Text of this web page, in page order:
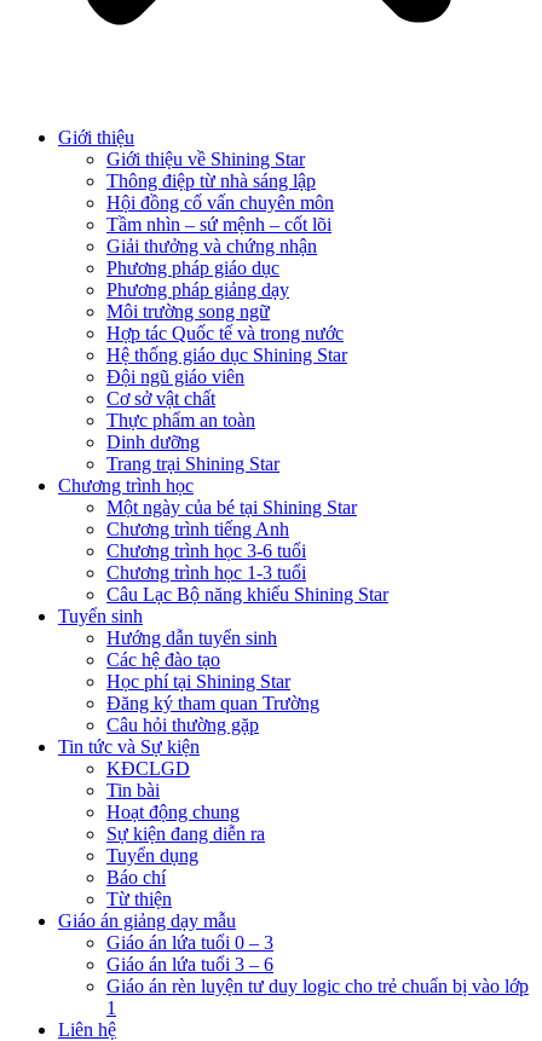
Giới thiệu
Giới thiệu về Shining Star
Thông điệp từ nhà sáng lập
Hội đồng cố vấn chuyên môn
Tầm nhìn – sứ mệnh – cốt lõi
Giải thưởng và chứng nhận
Phương pháp giáo dục
Phương pháp giảng dạy
Môi trường song ngữ
Hợp tác Quốc tế và trong nước
Hệ thống giáo dục Shining Star
Đội ngũ giáo viên
Cơ sở vật chất
Thực phẩm an toàn
Dinh dưỡng
Trang trại Shining Star
Chương trình học
Một ngày của bé tại Shining Star
Chương trình tiếng Anh
Chương trình học 3-6 tuổi
Chương trình học 1-3 tuổi
Câu Lạc Bộ năng khiếu Shining Star
Tuyển sinh
Hướng dẫn tuyển sinh
Các hệ đào tạo
Học phí tại Shining Star
Đăng ký tham quan Trường
Câu hỏi thường gặp
Tin tức và Sự kiện
KĐCLGD
Tin bài
Hoạt động chung
Sự kiện đang diễn ra
Tuyển dụng
Báo chí
Từ thiện
Giáo án giảng dạy mẫu
Giáo án lứa tuổi 0 – 3
Giáo án lứa tuổi 3 – 6
Giáo án rèn luyện tư duy logic cho trẻ chuẩn bị vào lớp
1
Liên hệ